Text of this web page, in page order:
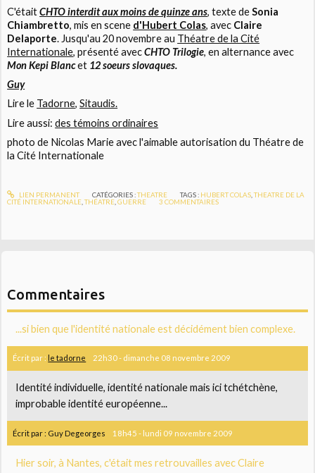
C'étaitCHTO interdit aux moins de quinze ans, texte deSonia
Chiambretto, mis en scene d'Hubert Colas, avec Claire
Delaporte. Jusqu'au 20 novembre au Théatre de la Cité
Internationale, présenté avecCHTO Trilogie, en alternance avec
Mon Kepi Blancet 12 soeurs slovaques.
Guy
Lire le Tadorne,Sitaudis.
Lire aussi:des témoins ordinaires
photo de Nicolas Marie avec l'aimable autorisation du Théatre de
la Cité Internationale
LIEN PERMANENT CATÉGORIES :THEATRE TAGS : HUBERT COLAS ,THEATRE DE LA
CITÉ INTERNATIONALE ,THÉATRE ,GUERRE 3 COMMENTAIRES
Commentaires
...si bien que l'identité nationale est décidément bien complexe.
Écrit par : le tadorne 22h30- dimanche 08 novembre 2009
Identité individuelle, identité nationale mais ici tchétchène,
improbable identité européenne...
Écrit par : Guy Degeorges 18h45 - lundi 09 novembre 2009
Hier soir, à Nantes, c'était mes retrouvailles avec Claire